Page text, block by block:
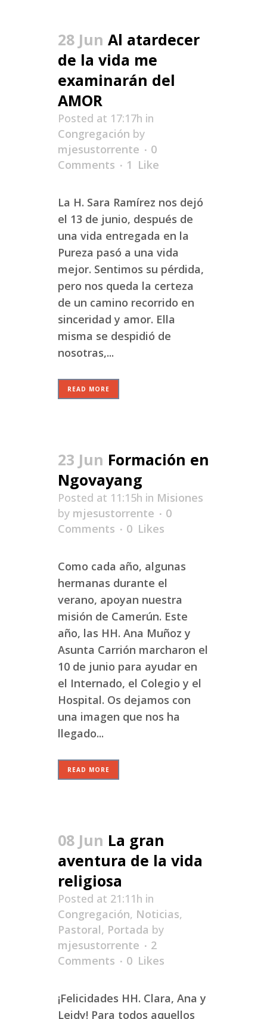
28 Jun Al atardecer
de la vida me
examinarán del
AMOR
Posted at 17:17h in
Congregación by
mjesustorrente
0
Comments
1 Like
La H. Sara Ramírez nos dejó
el 13 de junio, después de
una vida entregada en la
Pureza pasó a una vida
mejor. Sentimos su pérdida,
pero nos queda la certeza
de un camino recorrido en
sinceridad y amor. Ella
misma se despidió de
nosotras,...
READ MORE
23 Jun Formación en
Ngovayang
Posted at 11:15h in Misiones
by mjesustorrente
0
Comments
0 Likes
Como cada año, algunas
hermanas durante el
verano, apoyan nuestra
misión de Camerún. Este
año, las HH. Ana Muñoz y
Asunta Carrión marcharon el
10 de junio para ayudar en
el Internado, el Colegio y el
Hospital. Os dejamos con
una imagen que nos ha
llegado...
READ MORE
08 Jun La gran
aventura de la vida
religiosa
Posted at 21:11h in
Congregación, Noticias,
Pastoral, Portada by
mjesustorrente
2
Comments
0 Likes
¡Felicidades HH. Clara, Ana y
Leidy! Para todos aquellos